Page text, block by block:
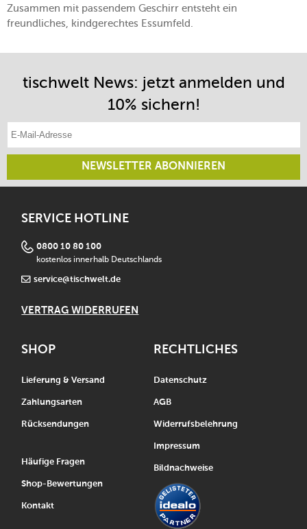
Zusammen mit passendem Geschirr entsteht ein
freundliches, kindgerechtes Essumfeld.
tischwelt News: jetzt anmelden und
10% sichern!
NEWSLETTER ABONNIEREN
SERVICE HOTLINE
0800 10 80 100
kostenlos innerhalb Deutschlands
service@tischwelt.de
VERTRAG WIDERRUFEN
SHOP
Lieferung & Versand
Zahlungsarten
Rücksendungen
Häufige Fragen
Shop-Bewertungen
Kontakt
RECHTLICHES
Datenschutz
AGB
Widerrufsbelehrung
Impressum
Bildnachweise